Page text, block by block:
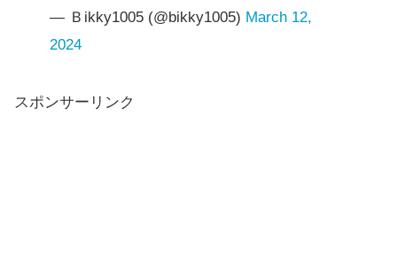
— Ｂikky1005 (@bikky1005) March 12,
2024
スポンサーリンク